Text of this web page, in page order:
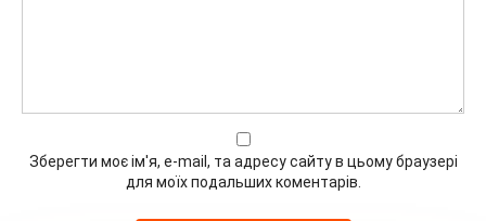
Зберегти моє ім'я, e-mail, та адресу сайту в цьому браузері
для моїх подальших коментарів.